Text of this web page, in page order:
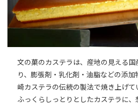
文の菓のカステラは、産地の見える国
り、膨張剤・乳化剤・油脂などの添
崎カステラの伝統の製法で焼き上げて
ふっくらしっとりとしたカステラに、